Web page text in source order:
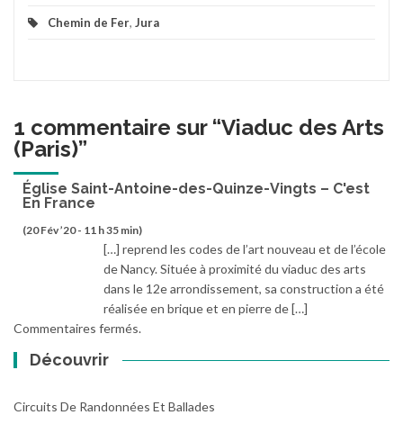
Chemin de Fer, Jura
1 commentaire sur “Viaduc des Arts
(Paris)”
Église Saint-Antoine-des-Quinze-Vingts – C'est
En France
(20 Fév ’20 - 11 h 35 min)
[…] reprend les codes de l’art nouveau et de l’école
de Nancy. Située à proximité du viaduc des arts
dans le 12e arrondissement, sa construction a été
réalisée en brique et en pierre de […]
Commentaires fermés.
Découvrir
Circuits De Randonnées Et Ballades